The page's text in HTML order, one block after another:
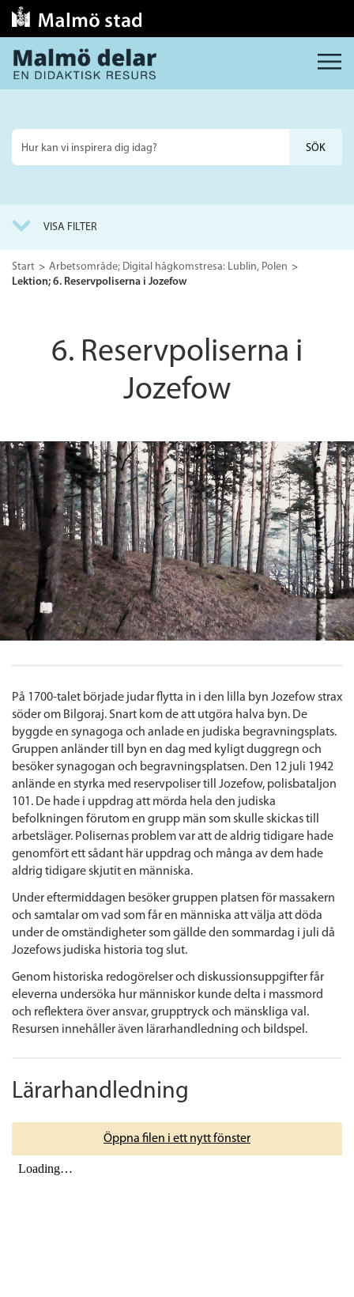
MENY
Sök
på
VISA FILTER
Start
Arbetsområde; Digital hågkomstresa: Lublin, Polen
Lektion; 6. Reservpoliserna i Jozefow
6. Reservpoliserna i
Jozefow
På 1700-talet började judar flytta in i den lilla byn Jozefow strax
söder om Bilgoraj. Snart kom de att utgöra halva byn. De
byggde en synagoga och anlade en judiska begravningsplats.
Gruppen anländer till byn en dag med kyligt duggregn och
besöker synagogan och begravningsplatsen. Den 12 juli 1942
anlände en styrka med reservpoliser till Jozefow, polisbataljon
101. De hade i uppdrag att mörda hela den judiska
befolkningen förutom en grupp män som skulle skickas till
arbetsläger. Polisernas problem var att de aldrig tidigare hade
genomfört ett sådant här uppdrag och många av dem hade
aldrig tidigare skjutit en människa.
Under eftermiddagen besöker gruppen platsen för massakern
och samtalar om vad som får en människa att välja att döda
under de omständigheter som gällde den sommardag i juli då
Jozefows judiska historia tog slut.
Genom historiska redogörelser och diskussionsuppgifter får
eleverna undersöka hur människor kunde delta i massmord
och reflektera över ansvar, grupptryck och mänskliga val.
Resursen innehåller även lärarhandledning och bildspel.
Lärarhandledning
Öppna filen i ett nytt fönster